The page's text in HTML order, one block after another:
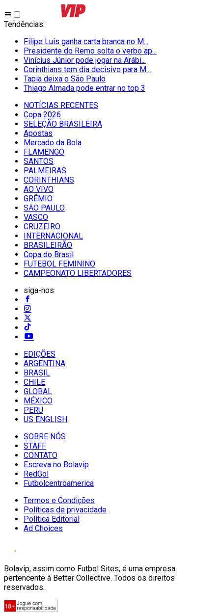
Tendências:
Filipe Luís ganha carta branca no M...
Presidente do Remo solta o verbo ap...
Vinícius Júnior pode jogar na Arábi...
Corinthians tem dia decisivo para M...
Tapia deixa o São Paulo
Thiago Almada pode entrar no top 3
NOTÍCIAS RECENTES
Copa 2026
SELEÇÃO BRASILEIRA
Apostas
Mercado da Bola
FLAMENGO
SANTOS
PALMEIRAS
CORINTHIANS
AO VIVO
GRÊMIO
SĀO PAULO
VASCO
CRUZEIRO
INTERNACIONAL
BRASILEIRÃO
Copa do Brasil
FUTEBOL FEMININO
CAMPEONATO LIBERTADORES
siga-nos
EDIÇÕES
ARGENTINA
BRASIL
CHILE
GLOBAL
MÉXICO
PERU
US ENGLISH
SOBRE NÓS
STAFF
CONTATO
Escreva no Bolavip
RedGol
Futbolcentroamerica
Termos e Condições
Políticas de privacidade
Política Editorial
Ad Choices
Bolavip, assim como Futbol Sites, é uma empresa
pertencente à Better Collective. Todos os direitos
reservados.